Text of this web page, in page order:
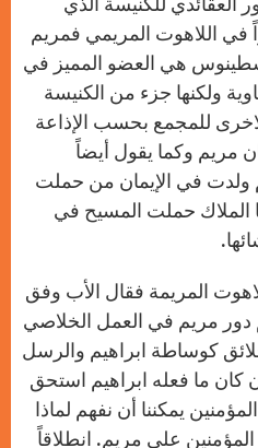
في اللاهوت المريمي فمريم
هي العضو المميز في
ولكنها جزء من الكنيسة
للمجمع بحسب الإذاعة
مريم وكما يقول أيضاً
ولدت في الإيمان من حملت
الملاك حملت المسيح في
المريمة فقال الأب وفق
دور مريم في العمل الخلاصي
كوساطة ابراهيم والرسل
كان ما فعله ابراهيم استحق
يمكننا أن نفهم لماذا
على مريم. انطلاقاً